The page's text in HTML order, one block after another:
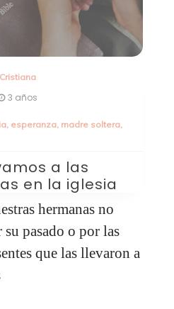
Teología
3 años
como
obediencia
de esperanza
como de cualquier
la Biblia, debemos
En Sara, Dios
y demostró su poder
lógica humana.